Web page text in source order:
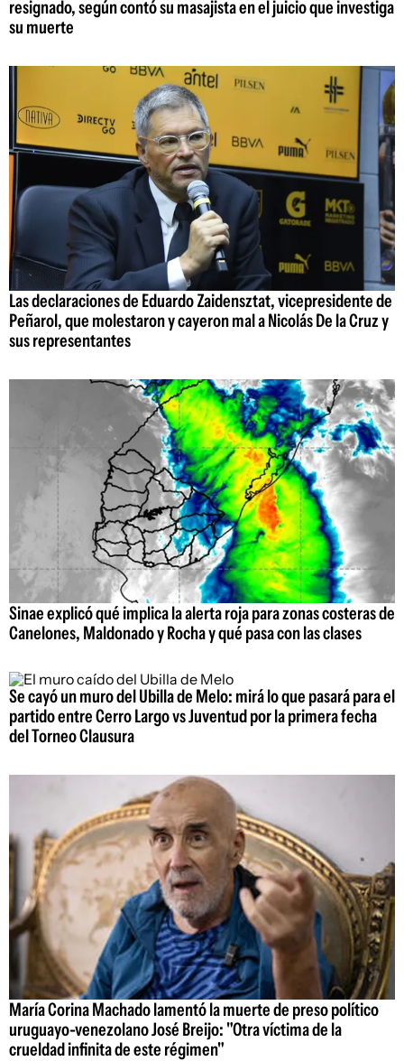
resignado, según contó su masajista en el juicio que investiga
su muerte
Las declaraciones de Eduardo Zaidensztat, vicepresidente de
Peñarol, que molestaron y cayeron mal a Nicolás De la Cruz y
sus representantes
Sinae explicó qué implica la alerta roja para zonas costeras de
Canelones, Maldonado y Rocha y qué pasa con las clases
Se cayó un muro del Ubilla de Melo: mirá lo que pasará para el
partido entre Cerro Largo vs Juventud por la primera fecha
del Torneo Clausura
María Corina Machado lamentó la muerte de preso político
uruguayo-venezolano José Breijo: "Otra víctima de la
crueldad infinita de este régimen"